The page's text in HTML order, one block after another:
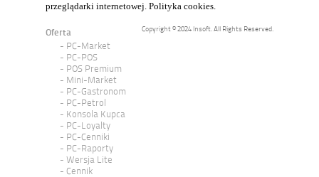
przeglądarki internetowej. Polityka cookies.
Copyright © 2024 Insoft. All Rights Reserved.
Oferta
PC-Market
PC-POS
POS Premium
Mini-Market
PC-Gastronom
PC-Petrol
Konsola Kupca
PC-Loyalty
PC-Cenniki
PC-Raporty
Wersja Lite
Cennik